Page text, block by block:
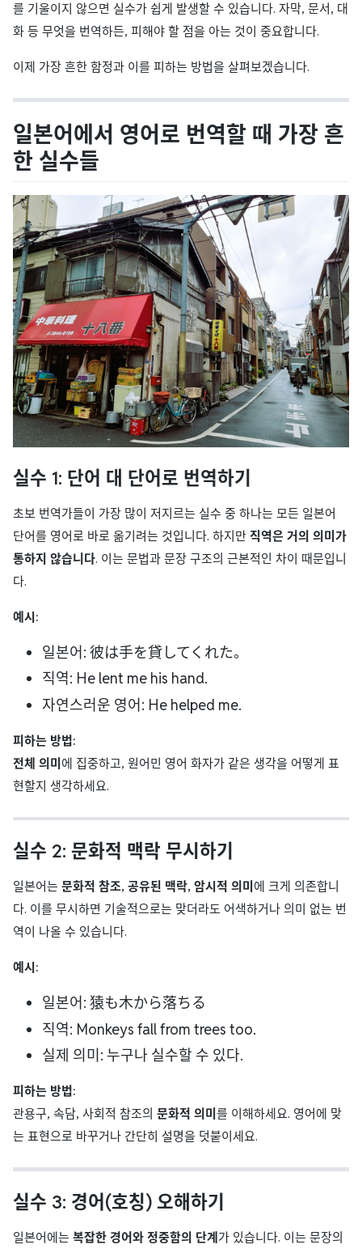
를 기울이지 않으면 실수가 쉽게 발생할 수 있습니다. 자막, 문서, 대
화 등 무엇을 번역하든, 피해야 할 점을 아는 것이 중요합니다.
이제 가장 흔한 함정과 이를 피하는 방법을 살펴보겠습니다.
일본어에서 영어로 번역할 때 가장 흔
한 실수들
실수 1: 단어 대 단어로 번역하기
초보 번역가들이 가장 많이 저지르는 실수 중 하나는 모든 일본어
단어를 영어로 바로 옮기려는 것입니다. 하지만 직역은 거의 의미가
통하지 않습니다. 이는 문법과 문장 구조의 근본적인 차이 때문입니
다.
예시:
일본어: 彼は手を貸してくれた。
직역: He lent me his hand.
자연스러운 영어: He helped me.
피하는 방법:
전체 의미에 집중하고, 원어민 영어 화자가 같은 생각을 어떻게 표
현할지 생각하세요.
실수 2: 문화적 맥락 무시하기
일본어는 문화적 참조, 공유된 맥락, 암시적 의미 에 크게 의존합니
다. 이를 무시하면 기술적으로는 맞더라도 어색하거나 의미 없는 번
역이 나올 수 있습니다.
예시:
일본어: 猿も木から落ちる
직역: Monkeys fall from trees too.
실제 의미: 누구나 실수할 수 있다.
피하는 방법:
관용구, 속담, 사회적 참조의 문화적 의미 를 이해하세요. 영어에 맞
는 표현으로 바꾸거나 간단히 설명을 덧붙이세요.
실수 3: 경어(호칭) 오해하기
일본어에는 복잡한 경어와 정중함의 단계가 있습니다. 이는 문장의